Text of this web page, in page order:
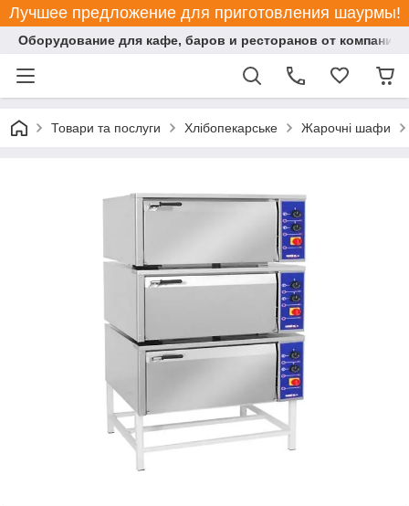
Лучшее предложение для приготовления шаурмы!
Оборудование для кафе, баров и ресторанов от компании
Товари та послуги Хлібопекарське Жарочні шафи